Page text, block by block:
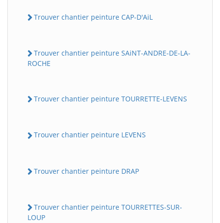
Trouver chantier peinture CAP-D'AiL
Trouver chantier peinture SAiNT-ANDRE-DE-LA-
ROCHE
Trouver chantier peinture TOURRETTE-LEVENS
Trouver chantier peinture LEVENS
Trouver chantier peinture DRAP
Trouver chantier peinture TOURRETTES-SUR-
LOUP